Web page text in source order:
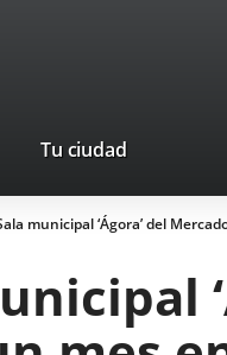
Tu ciudad
municipal ‘Ágora’ del